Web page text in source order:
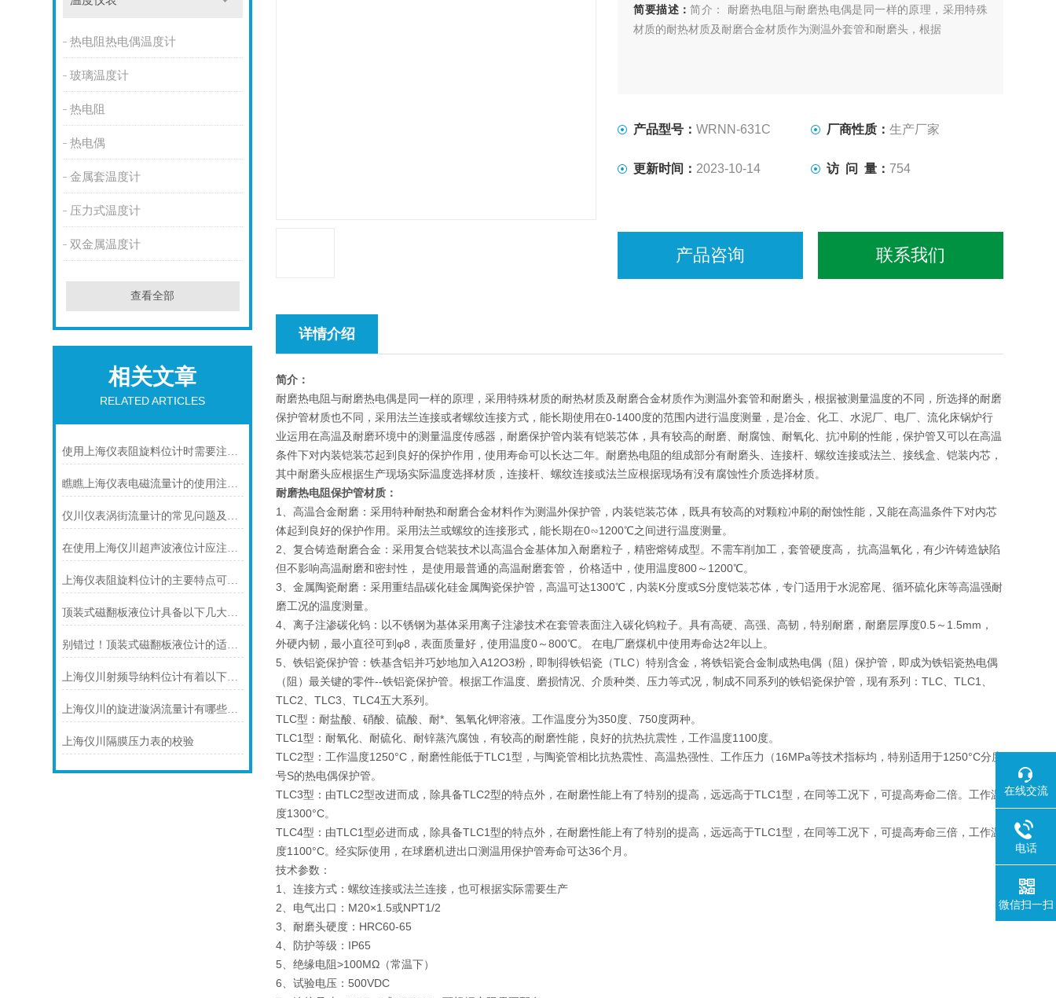
热电阻热电偶温度计
玻璃温度计
热电阻
热电偶
金属套温度计
压力式温度计
双金属温度计
查看全部
相关文章
RELATED ARTICLES
使用上海仪表阻旋料位计时需要注意的一些事项
瞧瞧上海仪表电磁流量计的使用注意事项
仪川仪表涡街流量计的常见问题及解决方法如下
在使用上海仪川超声波液位计应注间的现场条件
上海仪表阻旋料位计的主要特点可归纳如下
顶装式磁翻板液位计具备以下几大主要特点
别错过！顶装式磁翻板液位计的适用版图，一文解锁核心场景
上海仪川射频导纳料位计有着以下几大技术特点
上海仪川的旋进漩涡流量计有哪些应用案例
上海仪川隔膜压力表的校验
简要描述：简介： 耐磨热电阻与耐磨热电偶是同一样的原理，采用特殊
材质的耐热材质及耐磨合金材质作为测温外套管和耐磨头，根据
产品型号：WRNN-631C 厂商性质： 生产厂家
更新时间： 2023-10-14 访 问 量： 754
产品咨询 联系我们
详情介绍
简介：
耐磨热电阻与耐磨热电偶是同一样的原理，采用特殊材质的耐热材质及耐磨合金材质作为测温外套管和耐磨头，根据被测量温度的不同，所选择的耐磨
保护管材质也不同，采用法兰连接或者螺纹连接方式，能长期使用在0-1400度的范围内进行温度测量，是冶金、化工、水泥厂、电厂、流化床锅炉行
业运用在高温及耐磨环境中的测量温度传感器，耐磨保护管内装有铠装芯体，具有较高的耐磨、耐腐蚀、耐氧化、抗冲刷的性能，保护管又可以在高温
条件下对内装铠装芯起到良好的保护作用，使用寿命可以长达二年。耐磨热电阻的组成部分有耐磨头、连接杆、螺纹连接或法兰、接线盒、铠装内芯，
其中耐磨头应根据生产现场实际温度选择材质，连接杆、螺纹连接或法兰应根据现场有没有腐蚀性介质选择材质。
耐磨热电阻保护管材质：
1、高温合金耐磨：采用特种耐热和耐磨合金材料作为测温外保护管，内装铠装芯体，既具有较高的对颗粒冲刷的耐蚀性能，又能在高温条件下对内芯
体起到良好的保护作用。采用法兰或螺纹的连接形式，能长期在0∽1200℃之间进行温度测量。
2、复合铸造耐磨合金：采用复合铠装技术以高温合金基体加入耐磨粒子，精密熔铸成型。不需车削加工，套管硬度高， 抗高温氧化，有少许铸造缺陷
但不影响高温耐磨和密封性， 是使用最普通的高温耐磨套管， 价格适中，使用温度800～1200℃。
3、金属陶瓷耐磨：采用重结晶碳化硅金属陶瓷保护管，高温可达1300℃，内装K分度或S分度铠装芯体，专门适用于水泥窑尾、循环硫化床等高温强耐
磨工况的温度测量。
4、离子注渗碳化钨：以不锈钢为基体采用离子注渗技术在套管表面注入碳化钨粒子。具有高硬、高强、高韧，特别耐磨，耐磨层厚度0.5～1.5mm，
外硬内韧，最小直径可到φ8，表面质量好，使用温度0～800℃。 在电厂磨煤机中使用寿命达2年以上。
5、铁铝瓷保护管：铁基含铝并巧妙地加入A12O3粉，即制得铁铝瓷（TLC）特别含金，将铁铝瓷合金制成热电偶（阻）保护管，即成为铁铝瓷热电偶
（阻）最关键的零件--铁铝瓷保护管。根据工作温度、磨损情况、介质种类、压力等式况，制成不同系列的铁铝瓷保护管，现有系列：TLC、TLC1、
TLC2、TLC3、TLC4五大系列。
TLC型：耐盐酸、硝酸、硫酸、耐*、氢氧化钾溶液。工作温度分为350度、750度两种。
TLC1型：耐氧化、耐硫化、耐锌蒸汽腐蚀，有较高的耐磨性能，良好的抗热抗震性，工作温度1100度。
TLC2型：工作温度1250°C，耐磨性能低于TLC1型，与陶瓷管相比抗热震性、高温热强性、工作压力（16MPa等技术指标均，特别适用于1250°C分度
号S的热电偶保护管。
TLC3型：由TLC2型改进而成，除具备TLC2型的特点外，在耐磨性能上有了特别的提高，远远高于TLC1型，在同等工况下，可提高寿命二倍。工作温
度1300°C。
TLC4型：由TLC1型必进而成，除具备TLC1型的特点外，在耐磨性能上有了特别的提高，远远高于TLC1型，在同等工况下，可提高寿命三倍，工作温
度1100°C。经实际使用，在球磨机进出口测温用保护管寿命可达36个月。
技术参数：
1、连接方式：螺纹连接或法兰连接，也可根据实际需要生产
2、电气出口：M20×1.5或NPT1/2
3、耐磨头硬度：HRC60-65
4、防护等级：IP65
5、绝缘电阻>100MΩ（常温下）
6、试验电压：500VDC
在线交流
电话
微信扫一扫